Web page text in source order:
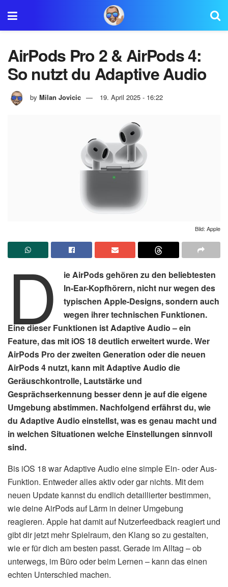
AirPods Pro 2 & AirPods 4:
So nutzt du Adaptive Audio
by Milan Jovicic 19. April 2025 - 16:22
Bild: Apple
D
ie AirPods gehören zu den beliebtesten
In-Ear-Kopfhörern, nicht nur wegen des
typischen Apple-Designs, sondern auch
wegen ihrer technischen Funktionen.
Eine dieser Funktionen ist Adaptive Audio – ein
Feature, das mit iOS 18 deutlich erweitert wurde. Wer
AirPods Pro der zweiten Generation oder die neuen
AirPods 4 nutzt, kann mit Adaptive Audio die
Geräuschkontrolle, Lautstärke und
Gesprächserkennung besser denn je auf die eigene
Umgebung abstimmen. Nachfolgend erfährst du, wie
du Adaptive Audio einstellst, was es genau macht und
in welchen Situationen welche Einstellungen sinnvoll
sind.
Bis iOS 18 war Adaptive Audio eine simple Ein- oder Aus-
Funktion. Entweder alles aktiv oder gar nichts. Mit dem
neuen Update kannst du endlich detaillierter bestimmen,
wie deine AirPods auf Lärm in deiner Umgebung
reagieren. Apple hat damit auf Nutzerfeedback reagiert und
gibt dir jetzt mehr Spielraum, den Klang so zu gestalten,
wie er für dich am besten passt. Gerade im Alltag – ob
unterwegs, im Büro oder beim Lernen – kann das einen
echten Unterschied machen.